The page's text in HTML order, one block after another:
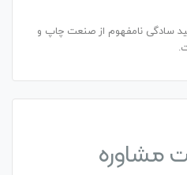
سادگی نامفهوم از صنعت چاپ و
مشاوره